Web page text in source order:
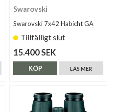
Swarovski
Swarovski 7x42 Habicht GA
Tillfälligt slut
15.400 SEK
LÄS MER
KÖP